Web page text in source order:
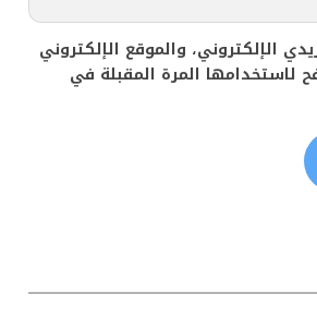
الإلكتروني، والموقع الإلكتروني
لاستخدامها المرة المقبلة في